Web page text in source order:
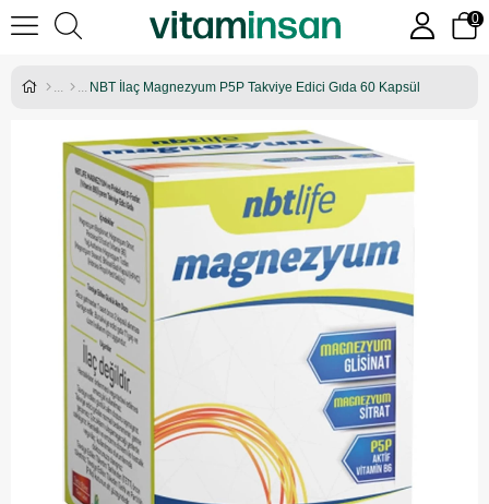
0
NBT İlaç Magnezyum P5P Takviye Edici Gıda 60 Kapsül